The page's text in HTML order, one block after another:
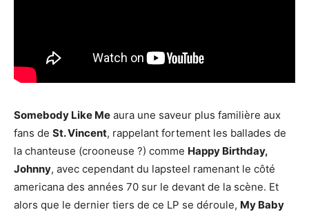
Somebody Like Me aura une saveur plus familière aux
fans de St. Vincent, rappelant fortement les ballades de
la chanteuse (crooneuse ?) comme Happy Birthday,
Johnny, avec cependant du lapsteel ramenant le côté
americana des années 70 sur le devant de la scène. Et
alors que le dernier tiers de ce LP se déroule, My Baby